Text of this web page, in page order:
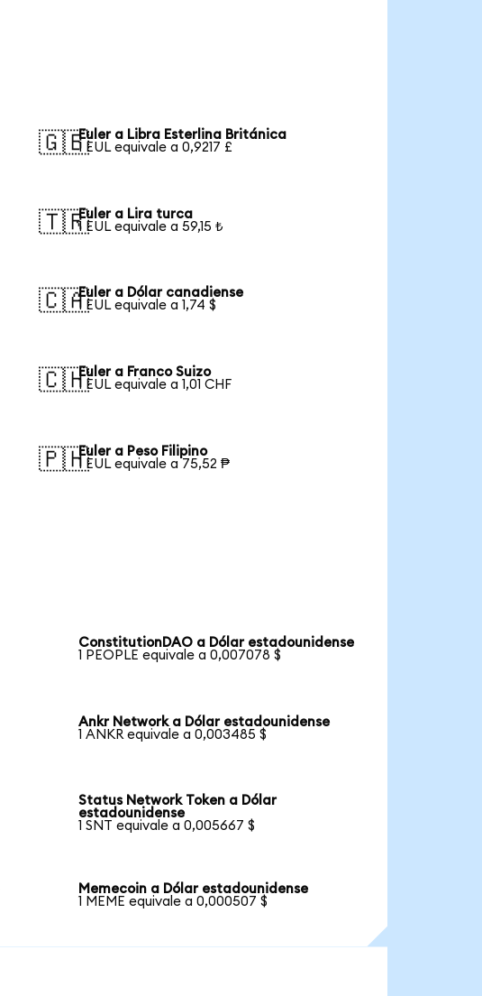
🇬🇧Euler a Libra Esterlina Británica
1 EUL equivale a 0,9217 £
🇹🇷Euler a Lira turca
1 EUL equivale a 59,15 ₺
🇨🇦Euler a Dólar canadiense
1 EUL equivale a 1,74 $
🇨🇭Euler a Franco Suizo
1 EUL equivale a 1,01 CHF
🇵🇭Euler a Peso Filipino
1 EUL equivale a 75,52 ₱
ConstitutionDAO a Dólar estadounidense
1 PEOPLE equivale a 0,007078 $
Ankr Network a Dólar estadounidense
1 ANKR equivale a 0,003485 $
Status Network Token a Dólar
estadounidense
1 SNT equivale a 0,005667 $
Memecoin a Dólar estadounidense
1 MEME equivale a 0,000507 $